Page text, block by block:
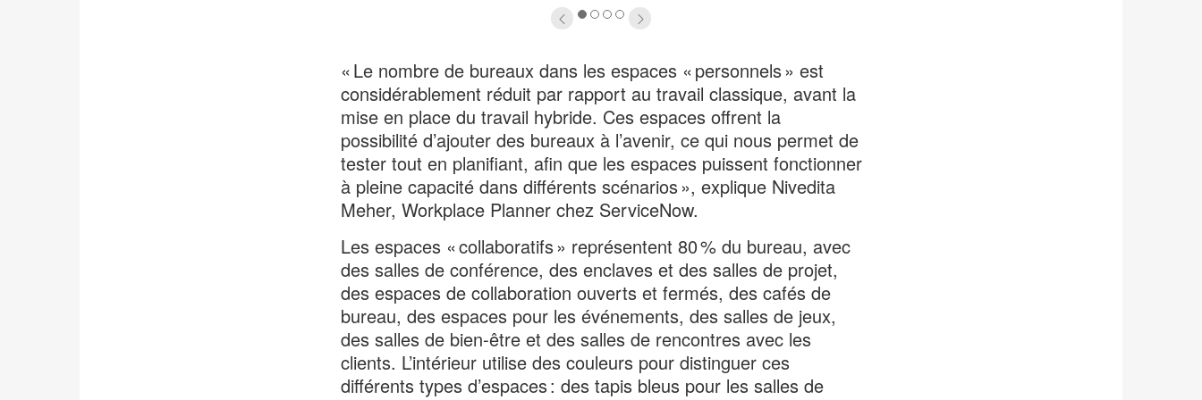
1234
« Le nombre de bureaux dans les espaces « personnels » est
considérablement réduit par rapport au travail classique, avant la
mise en place du travail hybride. Ces espaces offrent la
possibilité d’ajouter des bureaux à l’avenir, ce qui nous permet de
tester tout en planifiant, afin que les espaces puissent fonctionner
à pleine capacité dans différents scénarios », explique Nivedita
Meher, Workplace Planner chez ServiceNow.
Les espaces « collaboratifs » représentent 80 % du bureau, avec
des salles de conférence, des enclaves et des salles de projet,
des espaces de collaboration ouverts et fermés, des cafés de
bureau, des espaces pour les événements, des salles de jeux,
des salles de bien-être et des salles de rencontres avec les
clients. L’intérieur utilise des couleurs pour distinguer ces
différents types d’espaces : des tapis bleus pour les salles de